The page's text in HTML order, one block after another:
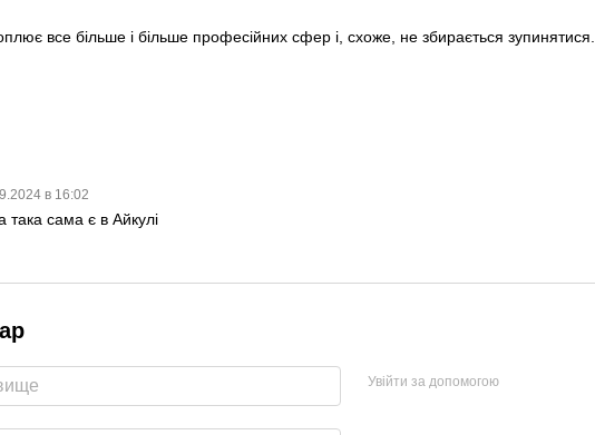
все більше і більше професійних сфер і, схоже, не збирається зупинятися.
в 16:02
така сама є в Айкулі
Увійти за допомогою